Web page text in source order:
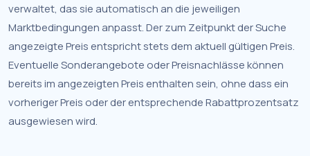
verwaltet, das sie automatisch an die jeweiligen
Marktbedingungen anpasst. Der zum Zeitpunkt der Suche
angezeigte Preis entspricht stets dem aktuell gültigen Preis.
Eventuelle Sonderangebote oder Preisnachlässe können
bereits im angezeigten Preis enthalten sein, ohne dass ein
vorheriger Preis oder der entsprechende Rabattprozentsatz
ausgewiesen wird.